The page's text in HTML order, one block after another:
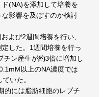
(NA)を添加して培養を
影響を及ぼすのか検討
よび2週間培養を行い、
した。1週間培養を行っ
チン産生が約3倍に増加し
以上のNA濃度では
いた。
的には脂肪細胞のレプチ